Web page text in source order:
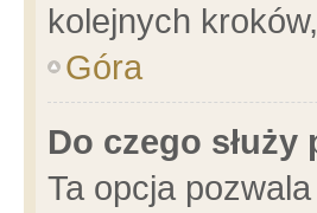
kolejnych
Góra
Do czego
Ta opcja